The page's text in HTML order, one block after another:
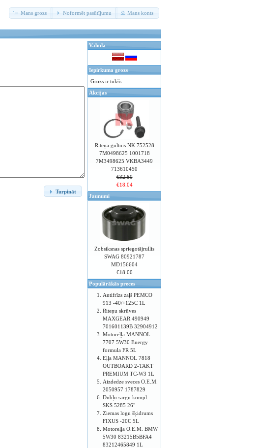
Mans grozs Noformēt pasūtījumu Mans konts
Turpināt
Valoda
Iepirkuma grozs
Grozs ir tukšs
Akcijas
Riteņa gultnis NK 752528
7M0498625 1001718
7M3498625 VKBA3449
713610450
€32.80
€18.04
Jaunumi
Zobsiksnas spriegotājrullis
SWAG 80921787
MD156604
€18.00
Populārākās preces
Antifrīzs zaļš PEMCO
913 -40/+125C 1L
Riteņu skrūves
MAXGEAR 490949
701601139B 32904912
Motoreļļa MANNOL
7707 5W30 Energy
formula FR 5L
Eļļa MANNOL 7818
OUTBOARD 2-TAKT
PREMIUM TC-W3 1L
Aizdedze sveces O.E.M.
2050957 1787829
Dubļu sargu kompl.
SKS 5285 26"
Ziemas logu šķidrums
FIXUS -20C 5L
Motoreļļa O.E.M. BMW
5W30 83215B5BFA4
83212465849 1L